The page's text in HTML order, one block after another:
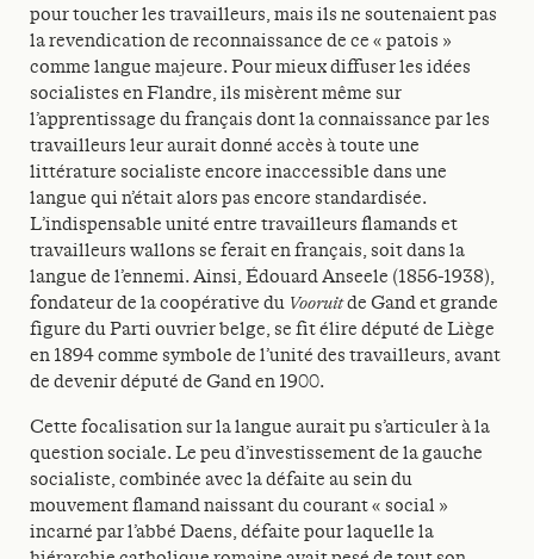
pour toucher les travailleurs, mais ils ne soutenaient pas
la revendication de reconnaissance de ce « patois »
comme langue majeure. Pour mieux diffuser les idées
socialistes en Flandre, ils misèrent même sur
l’apprentissage du français dont la connaissance par les
travailleurs leur aurait donné accès à toute une
littérature socialiste encore inaccessible dans une
langue qui n’était alors pas encore standardisée.
L’indispensable unité entre travailleurs flamands et
travailleurs wallons se ferait en français, soit dans la
langue de l’ennemi. Ainsi, Édouard Anseele (1856-1938),
fondateur de la coopérative du Vooruitde Gand et grande
figure du Parti ouvrier belge, se fit élire député de Liège
en 1894 comme symbole de l’unité des travailleurs, avant
de devenir député de Gand en 1900.
Cette focalisation sur la langue aurait pu s’articuler à la
question sociale. Le peu d’investissement de la gauche
socialiste, combinée avec la défaite au sein du
mouvement flamand naissant du courant « social »
incarné par l’abbé Daens, défaite pour laquelle la